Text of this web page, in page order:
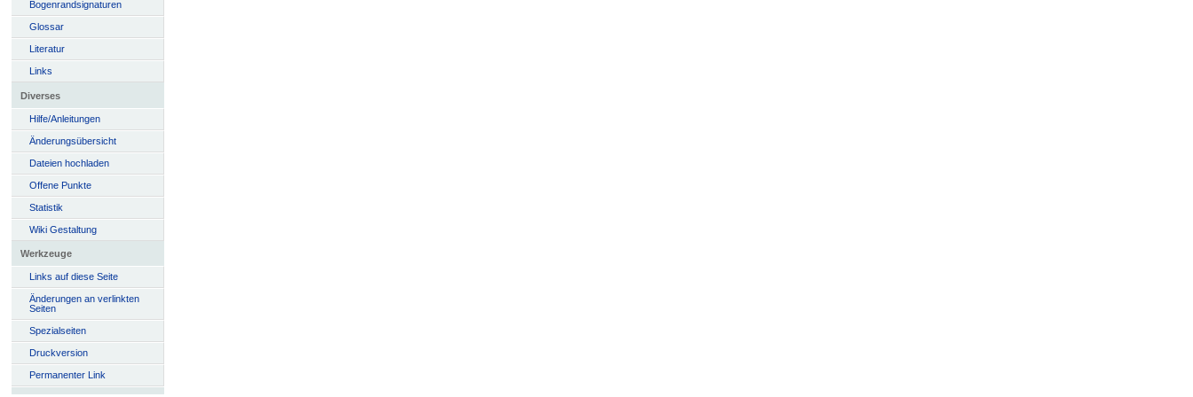
Bogenrandsignaturen
Glossar
Literatur
Links
Diverses
Hilfe/Anleitungen
Änderungsübersicht
Dateien hochladen
Offene Punkte
Statistik
Wiki Gestaltung
Werkzeuge
Links auf diese Seite
Änderungen an verlinkten
Seiten
Spezialseiten
Druckversion
Permanenter Link